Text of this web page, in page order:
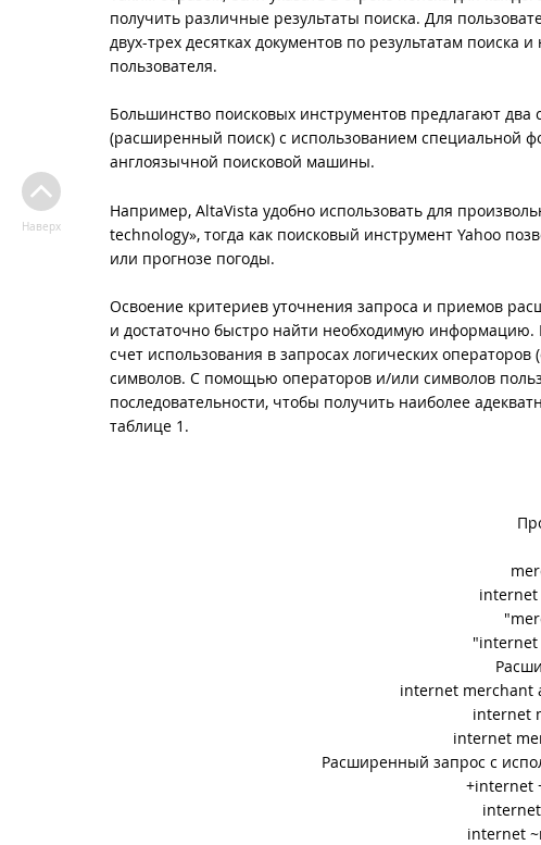
получить различные результаты поиска. Для
двух-трех десятках документов по результатам поиска
пользователя.
Большинство поисковых инструментов предлагают два
(расширенный поиск) с использованием специальной
англоязычной поисковой машины.
Например, AltaVista удобно использовать для
technology», тогда как поисковый инструмент Yahoo
или прогнозе погоды.
Освоение критериев уточнения запроса и приемов
и достаточно быстро найти необходимую информацию.
счет использования в запросах логических
символов. С помощью операторов и/или символов
последовательности, чтобы получить наиболее
таблице 1.
internet
"internet
internet merchant
internet
internet
Расширенный запрос с
+internet
internet
Наверх